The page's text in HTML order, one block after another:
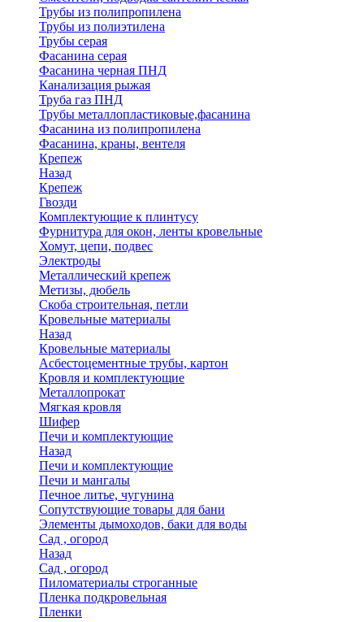
Трубы из полипропилена
Трубы из полиэтилена
Трубы серая
Фасанина серая
Фасанина черная ПНД
Канализация рыжая
Труба газ ПНД
Трубы металлопластиковые,фасанина
Фасанина из полипропилена
Фасанина, краны, вентеля
Крепеж
Назад
Крепеж
Гвозди
Комплектующие к плинтусу
Фурнитура для окон, ленты кровельные
Хомут, цепи, подвес
Электроды
Металлический крепеж
Метизы, дюбель
Скоба строительная, петли
Кровельные материалы
Назад
Кровельные материалы
Асбестоцементные трубы, картон
Кровля и комплектующие
Металлопрокат
Мягкая кровля
Шифер
Печи и комплектующие
Назад
Печи и комплектующие
Печи и мангалы
Печное литье, чугунина
Сопутствующие товары для бани
Элементы дымоходов, баки для воды
Сад , огород
Назад
Сад , огород
Пиломатериалы строганные
Пленка подкровельная
Пленки